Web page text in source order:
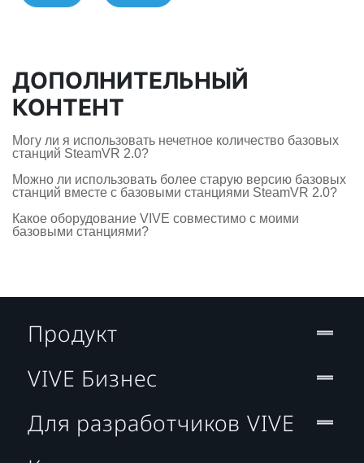
ДОПОЛНИТЕЛЬНЫЙ
КОНТЕНТ
Могу ли я использовать нечетное количество базовых
станций SteamVR 2.0?
Можно ли использовать более старую версию базовых
станций вместе с базовыми станциями SteamVR 2.0?
Какое оборудование VIVE совместимо с моими
базовыми станциями?
Продукт
VIVE Бизнес
Для разработчиков VIVE